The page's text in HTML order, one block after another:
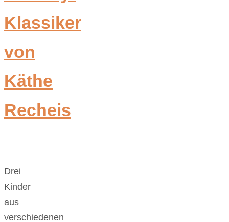
Klassiker
von
Käthe
Recheis
Drei
Kinder
aus
verschiedenen